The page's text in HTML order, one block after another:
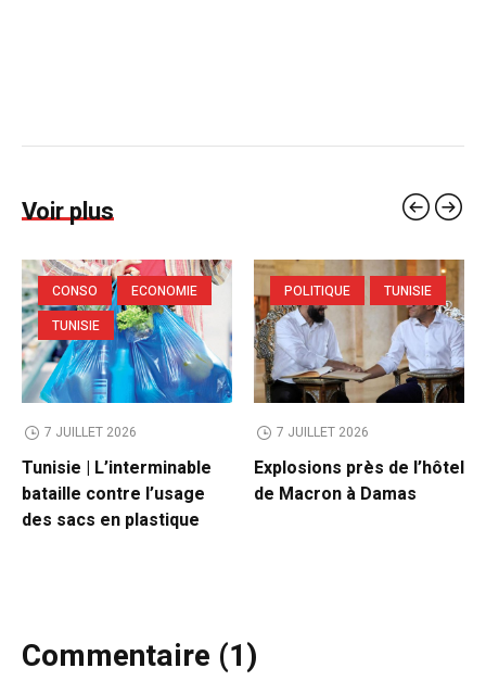
Voir plus
CONSO
ECONOMIE
TUNISIE
7 JUILLET 2026
Tunisie | L’interminable
bataille contre l’usage
des sacs en plastique
POLITIQUE TUNISIE
7 JUILLET 2026
Explosions près de l’hôtel
de Macron à Damas
Commentaire (1)